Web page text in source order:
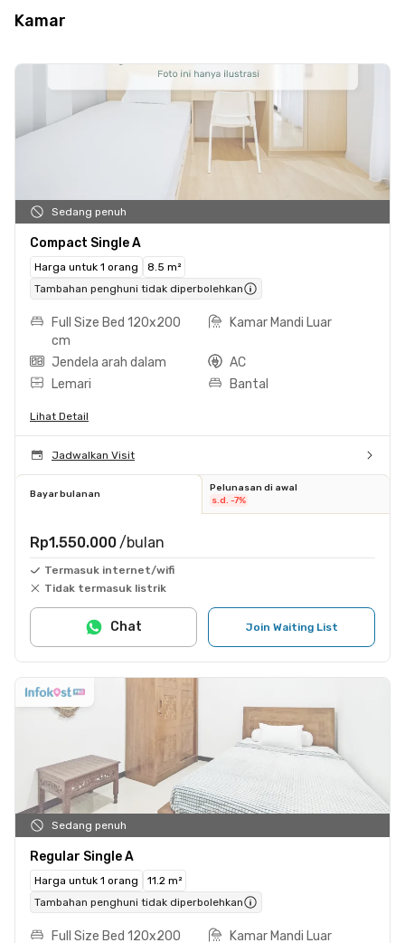
Kamar
Sedang penuh
Compact Single A
Harga untuk 1 orang
8.5 m²
Tambahan penghuni tidak diperbolehkan
Full Size Bed 120x200
cm
Kamar Mandi Luar
Jendela arah dalam
AC
Lemari
Bantal
Lihat Detail
Jadwalkan Visit
Bayar bulanan
Pelunasan di awal
s.d. -7%
Rp1.550.000 /bulan
Termasuk internet/wifi
Tidak termasuk listrik
Join Waiting List
Chat
Sedang penuh
Regular Single A
Harga untuk 1 orang
11.2 m²
Tambahan penghuni tidak diperbolehkan
Full Size Bed 120x200 Kamar Mandi Luar